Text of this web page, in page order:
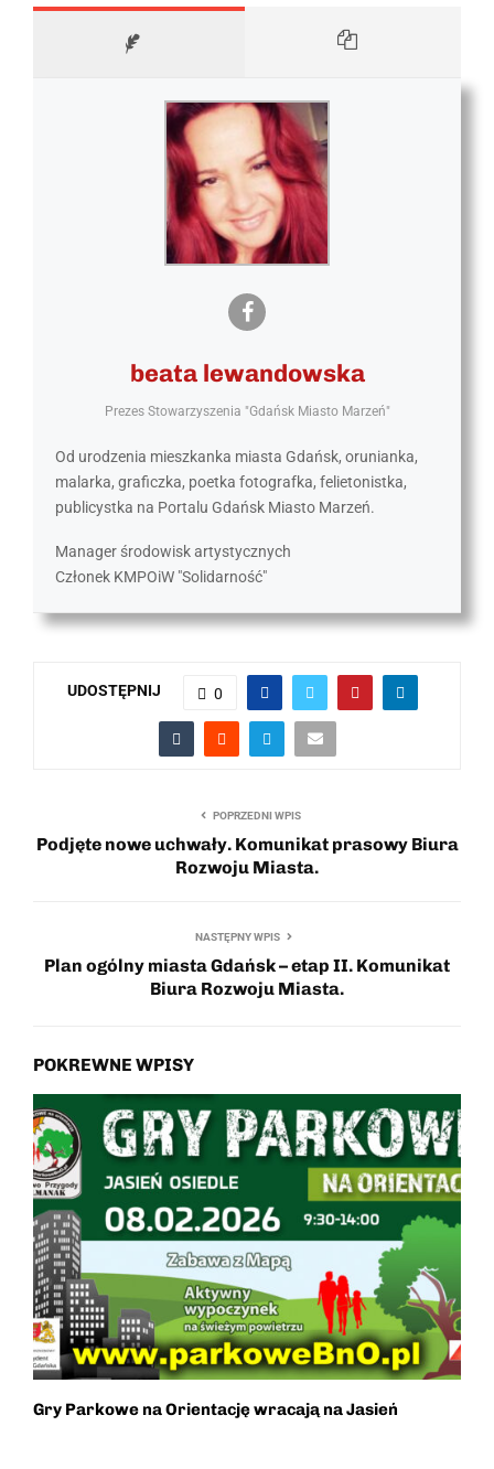
beata lewandowska
Prezes Stowarzyszenia "Gdańsk Miasto Marzeń"
Od urodzenia mieszkanka miasta Gdańsk, orunianka,
malarka, graficzka, poetka fotografka, felietonistka,
publicystka na Portalu Gdańsk Miasto Marzeń.
Manager środowisk artystycznych
Członek KMPOiW "Solidarność"
UDOSTĘPNIJ 0
POPRZEDNI WPIS
Podjęte nowe uchwały. Komunikat prasowy Biura
Rozwoju Miasta.
NASTĘPNY WPIS
Plan ogólny miasta Gdańsk – etap II. Komunikat
Biura Rozwoju Miasta.
POKREWNE WPISY
Gry Parkowe na Orientację wracają na Jasień